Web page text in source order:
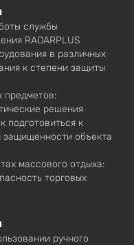
службы
RADARPLUS
в различных
к степени защиты
предметов:
решения
подготовиться к
защищенности объекта
массового отдыха:
торговых
ручного